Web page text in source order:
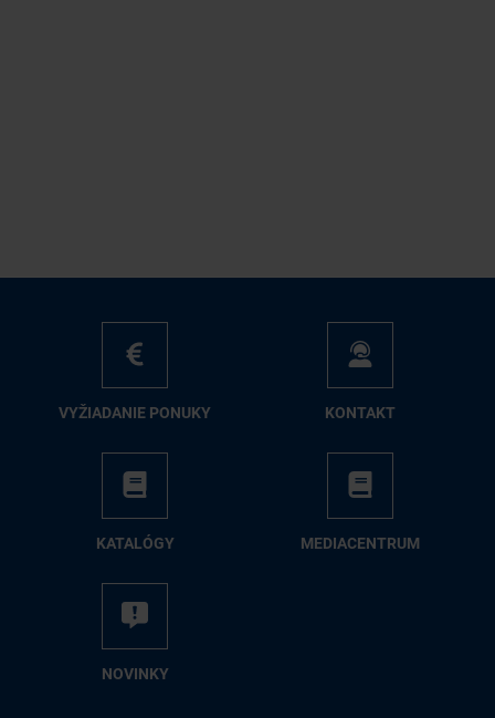
VY­ŽIA­DA­NIE PO­NU­KY KON­TAKT
KA­TA­LÓ­GY ME­DIA­CEN­TRUM
NO­VIN­KY